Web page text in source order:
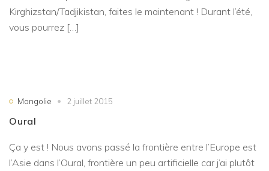
Kirghizstan/Tadjikistan, faites le maintenant ! Durant l’été,
vous pourrez […]
Mongolie 2 juillet 2015
Oural
Ça y est ! Nous avons passé la frontière entre l’Europe est
l’Asie dans l’Oural, frontière un peu artificielle car j’ai plutôt